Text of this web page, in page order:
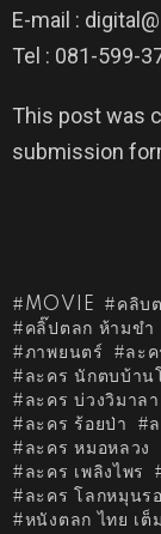
E-mail :
Tel : 081-599-
This post was
submission
MOVIE คลิบ
คลิ๊ปตลก ห้ามขํา
ภาพยนตร์
ละ
ละคร นักตบบ้าน
ละคร บ่วงวิมาลา
ละคร ร้อยป่า
ละคร หมอหลวง
ละคร เพลิงไพร
ละคร โลกหมุนร
หนังตลก ไทย เต็